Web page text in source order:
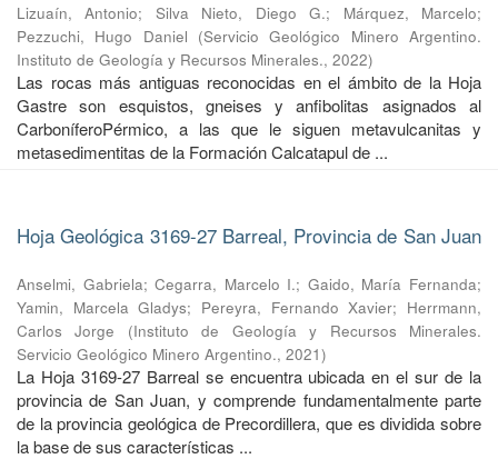
Lizuaín, Antonio; Silva Nieto, Diego G.; Márquez, Marcelo;
Pezzuchi, Hugo Daniel (Servicio Geológico Minero Argentino.
Instituto de Geología y Recursos Minerales., 2022)
Las rocas más antiguas reconocidas en el ámbito de la Hoja
Gastre son esquistos, gneises y anfibolitas asignados al
CarboníferoPérmico, a las que le siguen metavulcanitas y
metasedimentitas de la Formación Calcatapul de ...
Hoja Geológica 3169-27 Barreal, Provincia de San Juan
Anselmi, Gabriela;Cegarra, Marcelo I.; Gaido, María Fernanda;
Yamin, Marcela Gladys; Pereyra, Fernando Xavier; Herrmann,
Carlos Jorge
(Instituto de Geología y Recursos Minerales.
Servicio Geológico Minero Argentino., 2021)
La Hoja 3169-27 Barreal se encuentra ubicada en el sur de la
provincia de San Juan, y comprende fundamentalmente parte
de la provincia geológica de Precordillera, que es dividida sobre
la base de sus características ...